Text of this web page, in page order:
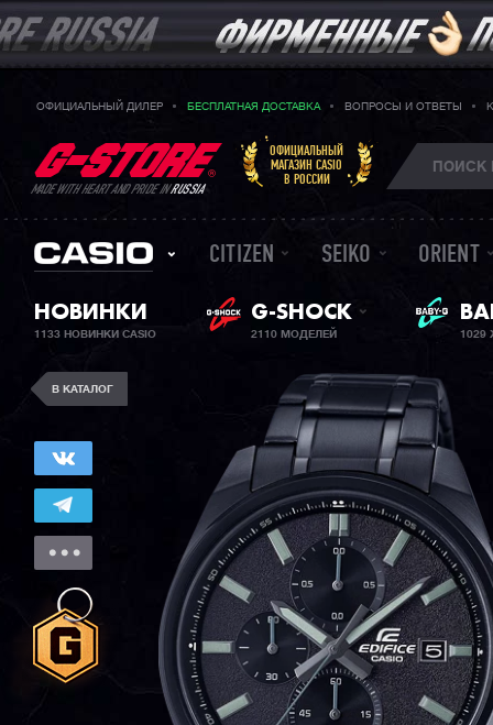
ОФИЦИАЛЬНЫЙ ДИЛЕР БЕСПЛАТНАЯ ДОСТАВКА ВОПРОСЫ И ОТВЕТЫ
MADE WITH HEART AND PRIDE INRUSSIA
ОФИЦИАЛЬНЫЙ
МАГАЗИН CASIO
В РОССИИ
CITIZEN SEIKO ORIENT
НОВИНКИ
1133 НОВИНКИ CASIO
G-SHOCK
2110 МОДЕЛЕЙ 1029
В КАТАЛОГ